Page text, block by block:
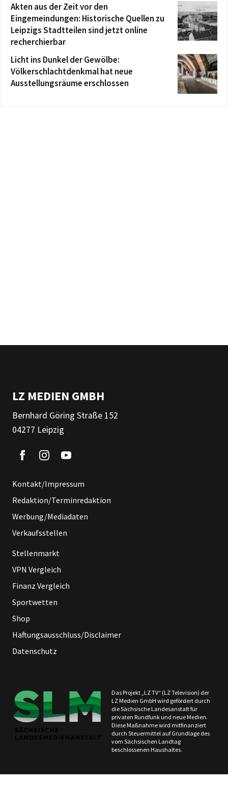
Akten aus der Zeit vor den
Eingemeindungen: Historische Quellen zu
Leipzigs Stadtteilen sind jetzt online
recherchierbar
Licht ins Dunkel der Gewölbe:
Völkerschlachtdenkmal hat neue
Ausstellungsräume erschlossen
LZ MEDIEN GMBH
Bernhard Göring Straße 152
04277 Leipzig
Kontakt/Impressum
Redaktion/Terminredaktion
Werbung/Mediadaten
Verkaufsstellen
Stellenmarkt
VPN Vergleich
Finanz Vergleich
Sportwetten
Shop
Haftungsausschluss/Disclaimer
Datenschutz
Das Projekt „LZ TV“ (LZ Television) der
LZ Medien GmbH wird gefördert durch
die Sächsische Landesanstalt für
privaten Rundfunk und neue Medien.
Diese Maßnahme wird mitfinanziert
durch Steuermittel auf Grundlage des
vom Sächsischen Landtag
beschlossenen Haushaltes.